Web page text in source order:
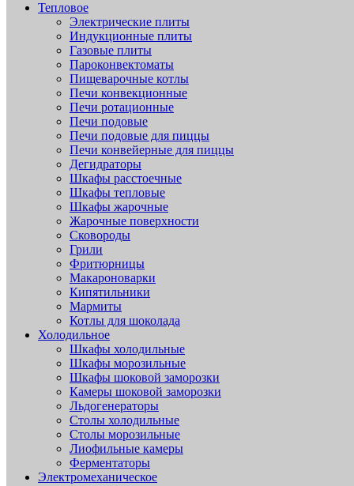
Тепловое
Электрические плиты
Индукционные плиты
Газовые плиты
Пароконвектоматы
Пищеварочные котлы
Печи конвекционные
Печи ротационные
Печи подовые
Печи подовые для пиццы
Печи конвейерные для пиццы
Дегидраторы
Шкафы расстоечные
Шкафы тепловые
Шкафы жарочные
Жарочные поверхности
Сковороды
Грили
Фритюрницы
Макароноварки
Кипятильники
Мармиты
Котлы для шоколада
Холодильное
Шкафы холодильные
Шкафы морозильные
Шкафы шоковой заморозки
Камеры шоковой заморозки
Льдогенераторы
Столы холодильные
Столы морозильные
Лиофильные камеры
Ферментаторы
Электромеханическое